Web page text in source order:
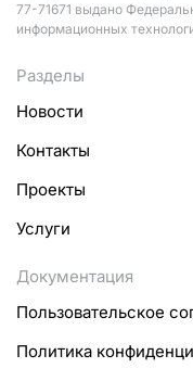
77-71671 выдано
информационных
Разделы
Новости
Контакты
Проекты
Услуги
Документация
Пользовательское
Политика